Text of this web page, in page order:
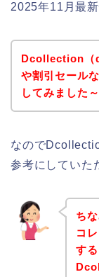
2025年11月最
Dcollection（
や割引セール
してみました
なので
参考にしていた
ち
コ
す